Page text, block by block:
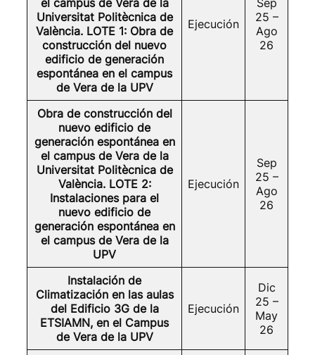
el campus de Vera de la
Universitat Politècnica de
València. LOTE 1: Obra de
construcción del nuevo
edificio de generación
espontánea en el campus
de Vera de la UPV
Ejecución
Sep
25 –
Ago
26
Obra de construcción del
nuevo edificio de
generación espontánea en
el campus de Vera de la
Universitat Politècnica de
València. LOTE 2:
Instalaciones para el
nuevo edificio de
generación espontánea en
el campus de Vera de la
UPV
Ejecución
Sep
25 –
Ago
26
Instalación de
Climatización en las aulas
del Edificio 3G de la
ETSIAMN, en el Campus
de Vera de la UPV
Ejecución
Dic
25 –
May
26